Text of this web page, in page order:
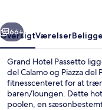
Næste
66+
OversigtVærelser
Grand Hotel Passetto
del Calamo og Piazza
fitnesscenteret for at
baren/loungen. Dette
poolen, en